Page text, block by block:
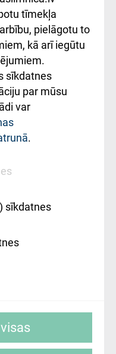
tīmekļa
pielāgotu to
kā arī iegūtu
sīkdatnes
par mūsu
var
.
sīkdatnes
sīkdatņu